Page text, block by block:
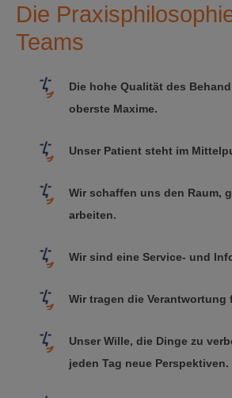
Die
Teams
Die hohe Qualität des
oberste Maxime.
Unser Patient steht im
Wir schaffen uns den Raum,
arbeiten.
Wir sind eine Service- und
Wir tragen die Verantwortung
Unser Wille, die Dinge zu
jeden Tag neue Perspektiven.